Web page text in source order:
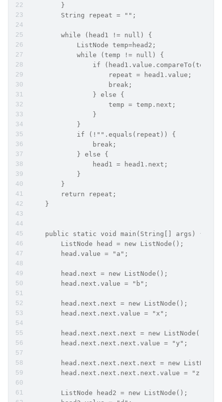
        }
        String repeat = "";
        while (head1 != null) {
            ListNode temp=head2;
            while (temp != null) {
if
                    repeat = head1.value;
                    break;
                } else {
                    temp = temp.next;
                }
            }
            if (!"".equals(repeat)) {
                break;
            } else {
                head1 = head1.next;
            }
        }
        return repeat;
    }
    public static void main(String[] args) {
        ListNode head = new ListNode();
        head.value = "a";
        head.next = new ListNode();
        head.next.value = "b";
        head.next.next = new ListNode();
        head.next.next.value = "x";
        head.next.next.next = new ListNode();
        head.next.next.next.value = "y";
head.next.next.next.next = new
        head.next.next.next.next.value = "z";
        ListNode head2 = new ListNode();